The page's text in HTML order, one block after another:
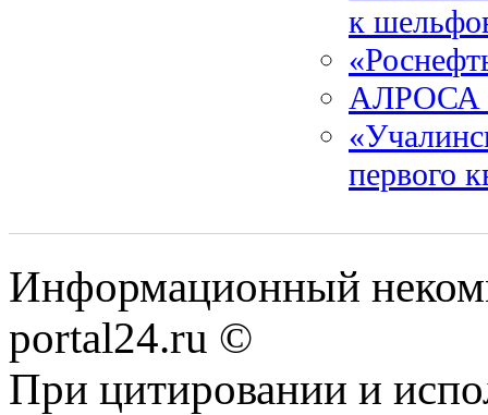
к
АЛРОСА
первого
Информационный
portal24.ru ©
При цитировании и